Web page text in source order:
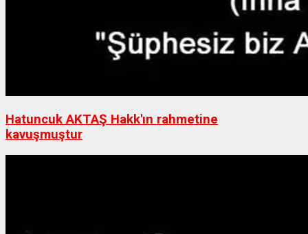
Hatuncuk AKTAŞ Hakk'ın rahmetine
kavuşmuştur